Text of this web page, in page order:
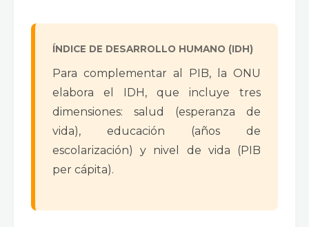
ÍNDICE DE DESARROLLO HUMANO (IDH)
Para complementar al PIB, la ONU
elabora el IDH, que incluye tres
dimensiones: salud (esperanza de
vida), educación (años de
escolarización) y nivel de vida (PIB
per cápita).